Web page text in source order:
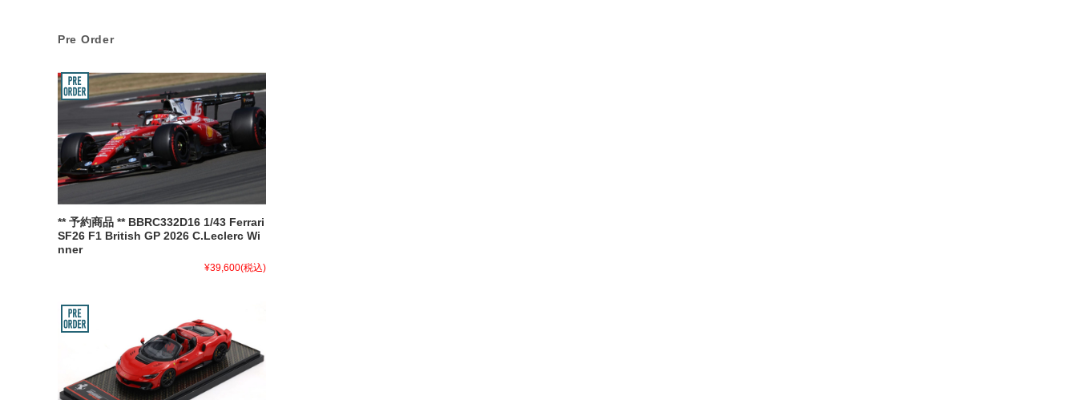
Pre Order
** 予約商品 ** BBRC332D16 1/43 Ferrari
SF26 F1 British GP 2026 C.Leclerc Wi
nner
¥39,600(税込)